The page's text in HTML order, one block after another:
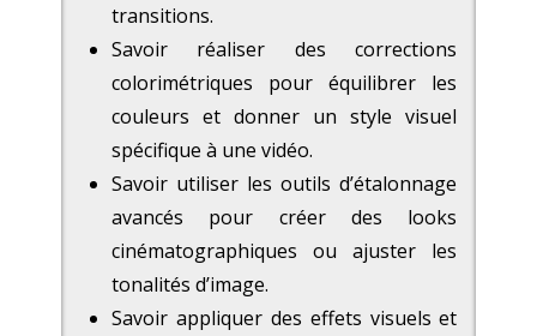
transitions.
Savoir réaliser des corrections
colorimétriques pour équilibrer les
couleurs et donner un style visuel
spécifique à une vidéo.
Savoir utiliser les outils d’étalonnage
avancés pour créer des looks
cinématographiques ou ajuster les
tonalités d’image.
Savoir appliquer des effets visuels et